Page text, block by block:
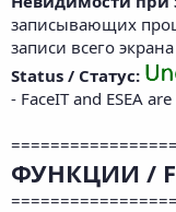
записывающих
записи всего экрана
Status / Статус:
- FaceIT and ESEA
ФУНКЦИИ /